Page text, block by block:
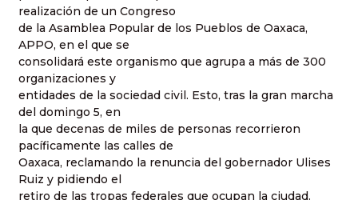
realización de un Congreso
de la Asamblea Popular de los Pueblos de Oaxaca,
APPO, en el que se
consolidará este organismo que agrupa a más de 300
organizaciones y
entidades de la sociedad civil. Esto, tras la gran marcha
del domingo 5, en
la que decenas de miles de personas recorrieron
pacíficamente las calles de
Oaxaca, reclamando la renuncia del gobernador Ulises
Ruiz y pidiendo el
retiro de las tropas federales que ocupan la ciudad.